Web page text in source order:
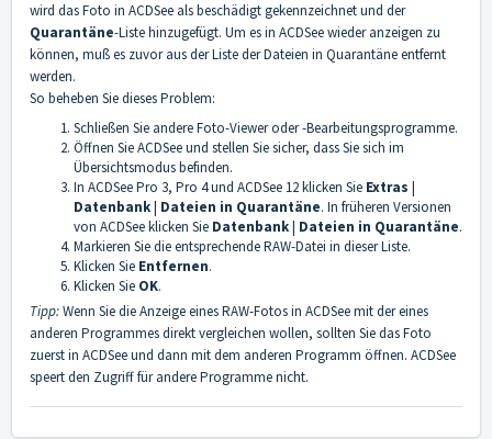
wird das Foto in ACDSee als beschädigt gekennzeichnet und der
Quarantäne-Liste hinzugefügt. Um es in ACDSee wieder anzeigen zu
können, muß es zuvor aus der Liste der Dateien in Quarantäne entfernt
werden.
So beheben Sie dieses Problem:
Schließen Sie andere Foto-Viewer oder -Bearbeitungsprogramme.
Öffnen Sie ACDSee und stellen Sie sicher, dass Sie sich im
Übersichtsmodus befinden.
In ACDSee Pro 3, Pro 4 und ACDSee 12 klicken Sie Extras |
Datenbank| Dateien in Quarantäne. In früheren Versionen
von ACDSee klicken Sie Datenbank| Dateien in Quarantäne.
Markieren Sie die entsprechende RAW-Datei in dieser Liste.
Klicken Sie Entfernen.
Klicken Sie OK.
Tipp:Wenn Sie die Anzeige eines RAW-Fotos in ACDSee mit der eines
anderen Programmes direkt vergleichen wollen, sollten Sie das Foto
zuerst in ACDSee und dann mit dem anderen Programm öffnen. ACDSee
speert den Zugriff für andere Programme nicht.